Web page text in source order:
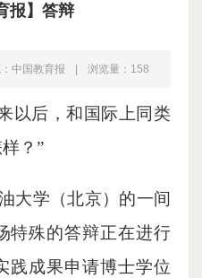
报】答辩
中国教育报 浏览量： 158
以后，和国际上同类
？”
大学（北京）的一间
特殊的答辩正在进行
成果申请博士学位